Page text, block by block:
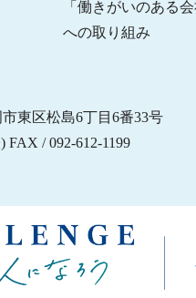
「働きがいのある会
への取り組み
東区松島6丁目6番33号
FAX / 092-612-1199